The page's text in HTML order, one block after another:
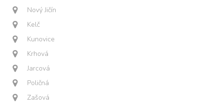
Nový Jičín
Kelč
Kunovice
Krhová
Jarcová
Poličná
Zašová